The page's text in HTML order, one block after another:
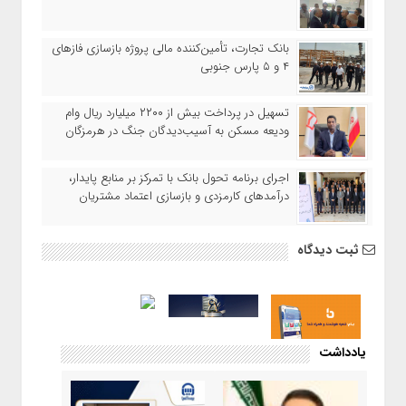
بانک تجارت، تأمین‌کننده مالی پروژه بازسازی فازهای
۴ و ۵ پارس جنوبی
تسهیل در پرداخت بیش از ۲۲۰۰ میلیارد ریال وام
ودیعه مسکن به آسیب‌دیدگان جنگ در هرمزگان
اجرای برنامه تحول بانک با تمرکز بر منابع پایدار،
درآمدهای کارمزدی و بازسازی اعتماد مشتریان
ثبت دیدگاه
یادداشت